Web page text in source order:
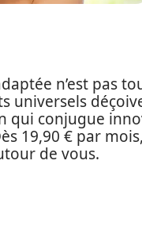
n’est pas
qui conjugue
19,90 € par
de vous.